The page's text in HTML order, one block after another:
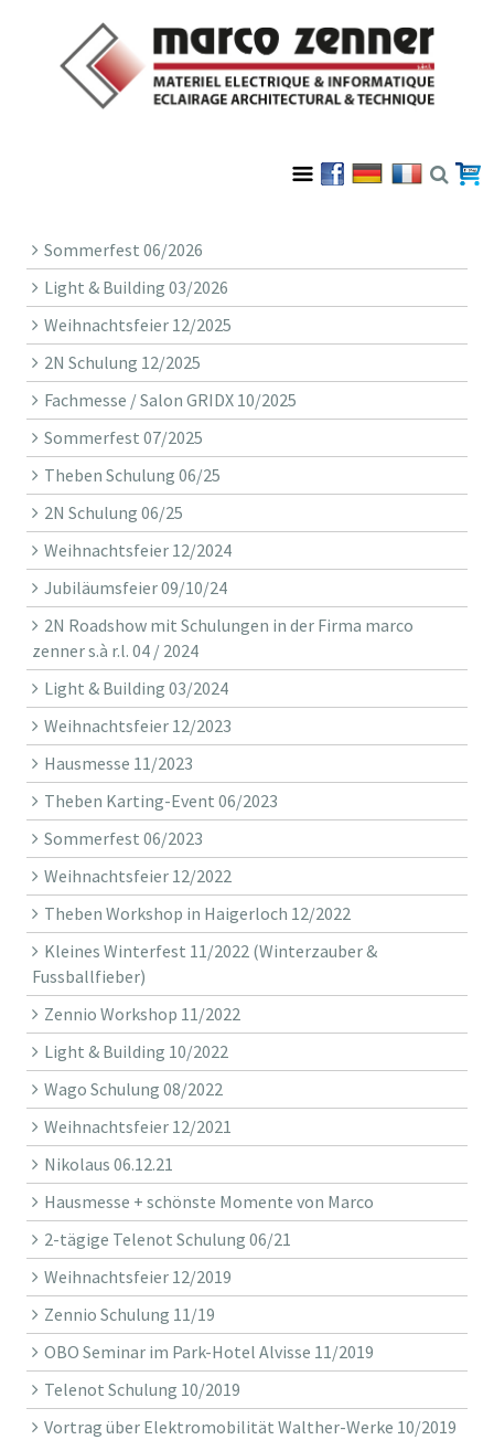
Sommerfest 06/2026
Light & Building 03/2026
Weihnachtsfeier 12/2025
2N Schulung 12/2025
Fachmesse / Salon GRIDX 10/2025
Sommerfest 07/2025
Theben Schulung 06/25
2N Schulung 06/25
Weihnachtsfeier 12/2024
Jubiläumsfeier 09/10/24
2N Roadshow mit Schulungen in der Firma marco
zenner s.à r.l. 04 / 2024
Light & Building 03/2024
Weihnachtsfeier 12/2023
Hausmesse 11/2023
Theben Karting-Event 06/2023
Sommerfest 06/2023
Weihnachtsfeier 12/2022
Theben Workshop in Haigerloch 12/2022
Kleines Winterfest 11/2022 (Winterzauber &
Fussballfieber)
Zennio Workshop 11/2022
Light & Building 10/2022
Wago Schulung 08/2022
Weihnachtsfeier 12/2021
Nikolaus 06.12.21
Hausmesse + schönste Momente von Marco
2-tägige Telenot Schulung 06/21
Weihnachtsfeier 12/2019
Zennio Schulung 11/19
OBO Seminar im Park-Hotel Alvisse 11/2019
Telenot Schulung 10/2019
Vortrag über Elektromobilität Walther-Werke 10/2019